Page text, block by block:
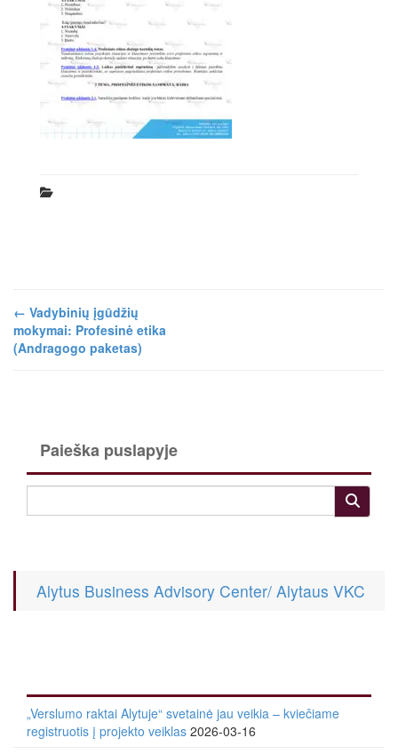
← Vadybinių įgūdžių
mokymai: Profesinė etika
(Andragogo paketas)
Paieška puslapyje
Alytus Business Advisory Center/ Alytaus VKC
„Verslumo raktai Alytuje“ svetainė jau veikia – kviečiame
registruotis į projekto veiklas 2026-03-16